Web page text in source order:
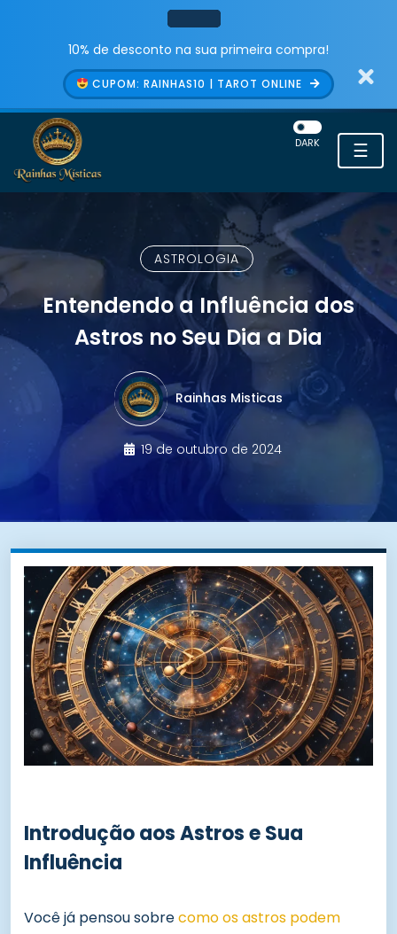
10% de desconto na sua primeira compra!
CUPOM: RAINHAS10 | TAROT ONLINE
☰
DARK
ASTROLOGIA
Entendendo a Influência dos
Astros no Seu Dia a Dia
Rainhas Misticas
19 de outubro de 2024
Introdução aos Astros e Sua
Influência
Você já pensou sobrecomo os astros podem